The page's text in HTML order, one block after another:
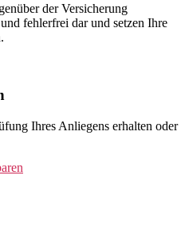
der Versicherung
fehlerfrei dar und setzen Ihre
Ihres Anliegens erhalten oder